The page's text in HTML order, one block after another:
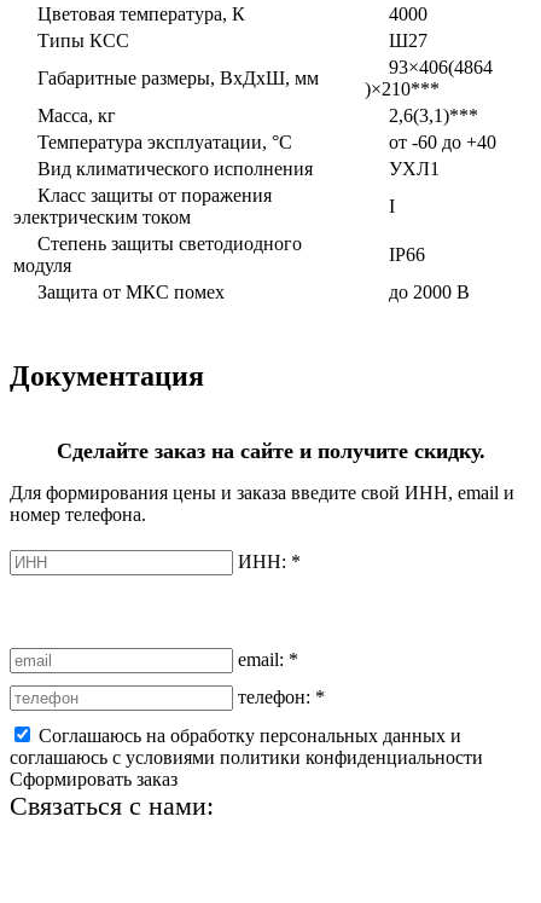
Цветовая температура, К
4000
Типы КСС
Ш27
Габаритные размеры, ВxДxШ, мм
93×406(4864
)×210***
Масса, кг
2,6(3,1)***
Температура эксплуатации, °С
от -60 до +40
Вид климатического исполнения
УХЛ1
Класс защиты от поражения
электрическим током
I
Степень защиты светодиодного
модуля
IP66
Защита от МКС помех
до 2000 В
Документация
Сделайте заказ на сайте и получите скидку.
Для формирования цены и заказа введите свой ИНН, email и
номер телефона.
ИНН: *
email: *
телефон: *
Соглашаюсь на обработку персональных данных и
соглашаюсь с условиями политики конфиденциальности
Сформировать заказ
Связаться с нами: